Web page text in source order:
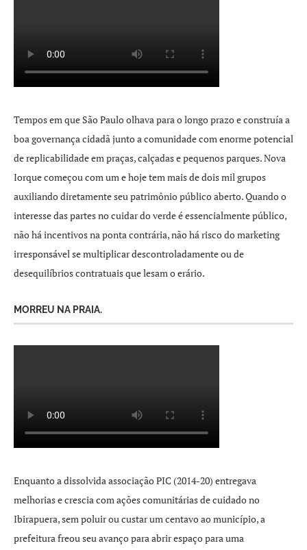
Tempos em que São Paulo olhava para o longo prazo e construía a
boa governança cidadã junto a comunidade com enorme potencial
de replicabilidade em praças, calçadas e pequenos parques. Nova
Iorque começou com um e hoje tem mais de dois mil grupos
auxiliando diretamente seu patrimônio público aberto. Quando o
interesse das partes no cuidar do verde é essencialmente público,
não há incentivos na ponta contrária, não há risco do marketing
irresponsável se multiplicar descontroladamente ou de
desequilíbrios contratuais que lesam o erário.
MORREU NA PRAIA.
Enquanto a dissolvida associação PIC (2014-20) entregava
melhorias e crescia com ações comunitárias de cuidado no
Ibirapuera, sem poluir ou custar um centavo ao município, a
prefeitura freou seu avanço para abrir espaço para uma